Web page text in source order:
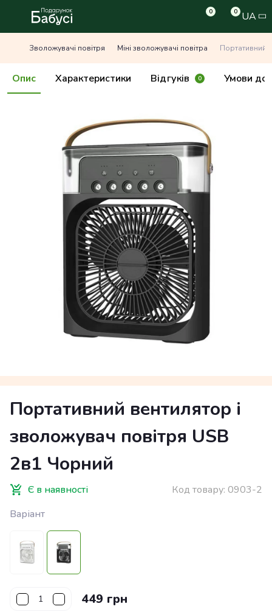
0 0 UA
Зволожувачі повітря Міні зволожувачі повітра Портативний
Опис Характеристики Відгуків 0 Умови
Портативний вентилятор і
зволожувач повітря USB
2в1 Чорний
Є в наявності Код товару: 0903-2
Варіант
449 грн